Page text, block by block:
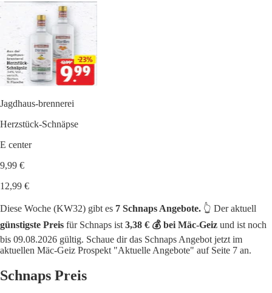
Jagdhaus-brennerei
Herzstück-Schnäpse
E center
9,99 €
12,99 €
Diese Woche (KW32) gibt es 7 Schnaps Angebote. 👆 Der aktuell
günstigste Preis für Schnaps ist 3,38 € 💰 bei Mäc-Geiz und ist noch
bis 09.08.2026 gültig. Schaue dir das Schnaps Angebot jetzt im
aktuellen Mäc-Geiz Prospekt "Aktuelle Angebote" auf Seite 7 an.
Schnaps Preis